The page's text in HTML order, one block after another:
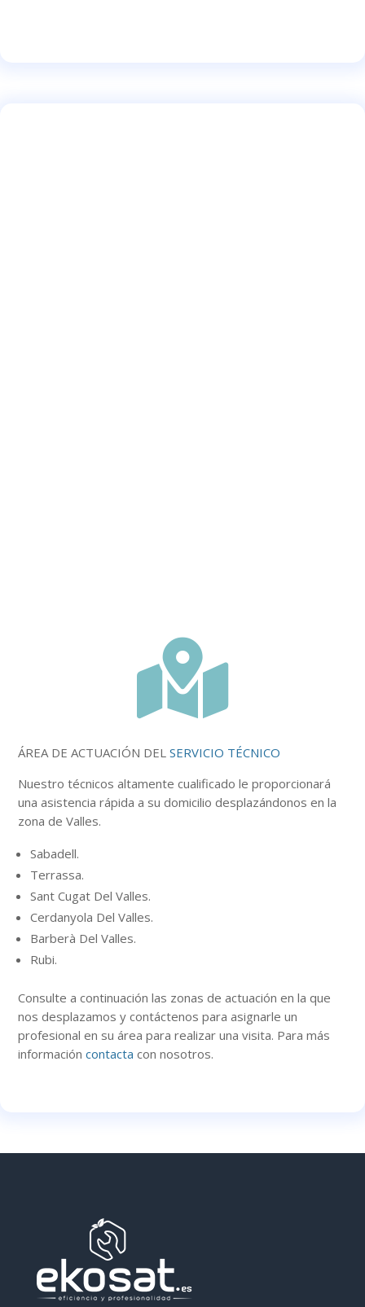

ÁREA DE ACTUACIÓN DELSERVICIO TÉCNICO
Nuestrotécnicos altamente cualificado le proporcionará
una asistencia rápida a su domicilio desplazándonos en la
zona de Valles.
Sabadell.
Terrassa.
Sant Cugat Del Valles.
Cerdanyola Del Valles.
Barberà Del Valles.
Rubi.
Consulte a continuaciónlas zonas de actuación en la que
nos desplazamos y contáctenos para asignarle un
profesional en su área para realizar una visita. Para más
informacióncontacta con nosotros.